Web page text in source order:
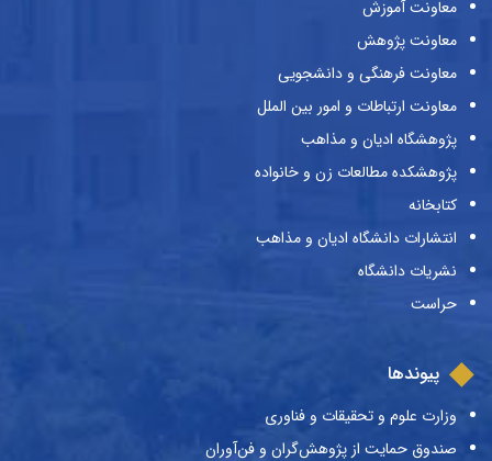
معاونت آموزش
معاونت پژوهش
معاونت فرهنگی و دانشجویی
معاونت ارتباطات و امور بین الملل
پژوهشگاه ادیان و مذاهب
پژوهشکده مطالعات زن و خانواده
کتابخانه
انتشارات دانشگاه ادیان و مذاهب
نشریات دانشگاه
حراست
پیوندها
وزارت علوم و تحقیقات و فناوری
صندوق حمایت از پژوهش‌گران و فن‌آوران